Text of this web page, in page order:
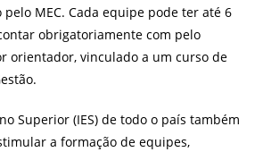
pelo MEC. Cada equipe pode ter até 6
obrigatoriamente com pelo
orientador, vinculado a um curso de
Superior (IES) de todo o país também
a formação de equipes,